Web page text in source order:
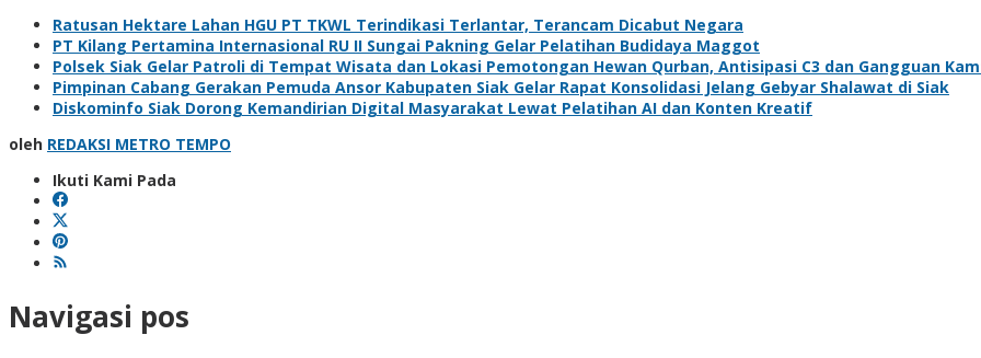
Ratusan Hektare Lahan HGU PT TKWL Terindikasi Terlantar, Terancam Dicabut Negara
PT Kilang Pertamina Internasional RU II Sungai Pakning Gelar Pelatihan Budidaya Maggot
Polsek Siak Gelar Patroli di Tempat Wisata dan Lokasi Pemotongan Hewan Qurban, Antisipasi C3 dan Gangguan
Pimpinan Cabang Gerakan Pemuda Ansor Kabupaten Siak Gelar Rapat Konsolidasi Jelang Gebyar Shalawat di Siak
Diskominfo Siak Dorong Kemandirian Digital Masyarakat Lewat Pelatihan AI dan Konten Kreatif
oleh REDAKSI METRO TEMPO
Ikuti Kami Pada
Navigasi pos